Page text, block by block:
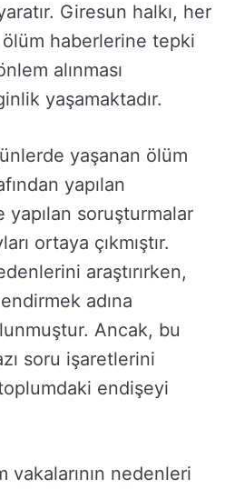
Giresun halkı, her
haberlerine tepki
alınması
yaşamaktadır.
yaşanan ölüm
yapılan
yapılan soruşturmalar
ortaya çıkmıştır.
araştırırken,
adına
Ancak, bu
soru işaretlerini
endişeyi
vakalarının nedenleri